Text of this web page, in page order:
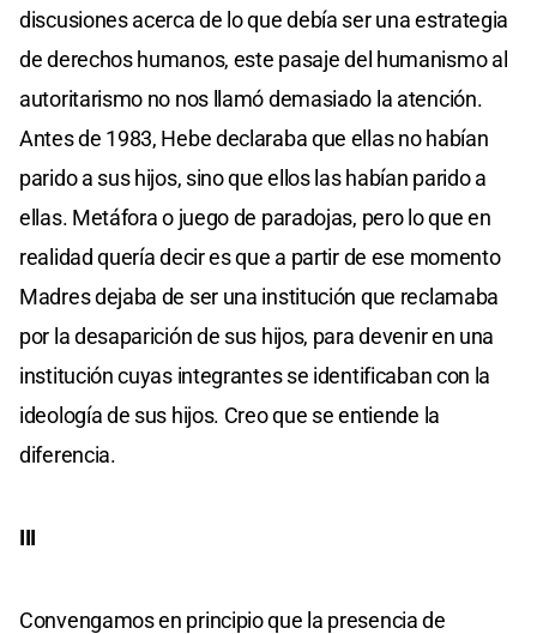
discusiones acerca de lo que debía ser una estrategia
de derechos humanos, este pasaje del humanismo al
autoritarismo no nos llamó demasiado la atención.
Antes de 1983, Hebe declaraba que ellas no habían
parido a sus hijos, sino que ellos las habían parido a
ellas. Metáfora o juego de paradojas, pero lo que en
realidad quería decir es que a partir de ese momento
Madres dejaba de ser una institución que reclamaba
por la desaparición de sus hijos, para devenir en una
institución cuyas integrantes se identificaban con la
ideología de sus hijos. Creo que se entiende la
diferencia.
III
Convengamos en principio que la presencia de